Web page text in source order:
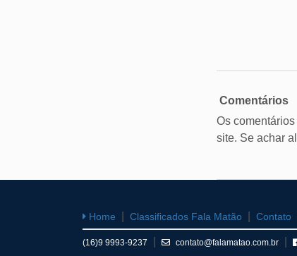
Comentários
Os
site. Se achar
Home Classificados Fala Matão Contato
(16)9 9993-9237 contato@falamatao.com.br